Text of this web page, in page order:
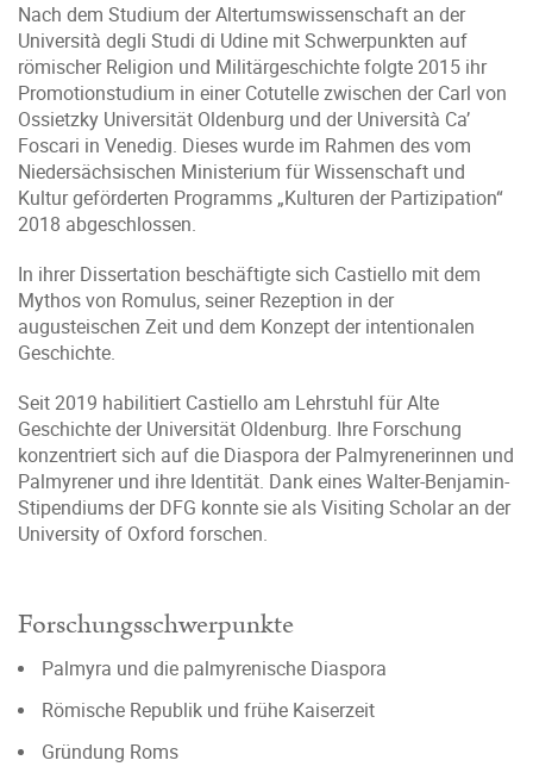
Nach dem Studium der Altertumswissenschaft an der
Università degli Studi di Udine mit Schwerpunkten auf
römischer Religion und Militärgeschichte folgte 2015 ihr
Promotionstudium in einer Cotutelle zwischen der Carl von
Ossietzky Universität Oldenburg und der Università Ca’
Foscari in Venedig. Dieses wurde im Rahmen des vom
Niedersächsischen Ministerium für Wissenschaft und
Kultur geförderten Programms „Kulturen der Partizipation“
2018 abgeschlossen.
In ihrer Dissertation beschäftigte sich Castiello mit dem
Mythos von Romulus, seiner Rezeption in der
augusteischen Zeit und dem Konzept der intentionalen
Geschichte.
Seit 2019 habilitiert Castiello am Lehrstuhl für Alte
Geschichte der Universität Oldenburg. Ihre Forschung
konzentriert sich auf die Diaspora der Palmyrenerinnen und
Palmyrener und ihre Identität. Dank eines Walter-Benjamin-
Stipendiums der DFG konnte sie als Visiting Scholar an der
University of Oxford forschen.
Forschungsschwerpunkte
Palmyra und die palmyrenische Diaspora
Römische Republik und frühe Kaiserzeit
Gründung Roms